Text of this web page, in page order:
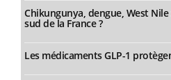
Chikungunya, dengue, West
sud de la France ?
Les médicaments GLP-1